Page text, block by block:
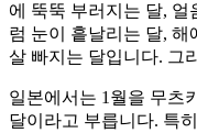
에 뚝뚝 부러지는 달, 얼
럼 눈이 흩날리는 달, 해
살 빠지는 달입니다. 그
일본에서는 1월을 무츠
달이라고 부릅니다. 특